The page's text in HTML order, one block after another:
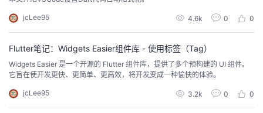
jcLee95 4.6k 0 0
Flutter笔记：Widgets Easier组件库 - 使用标签（Tag）
Widgets Easier 是一个开源的 Flutter 组件库，提供了多个预构建的 UI 组件。
它旨在使开发更快、更简单、更高效，将开发变成一种愉快的体验。
jcLee95 3.2k 0 0